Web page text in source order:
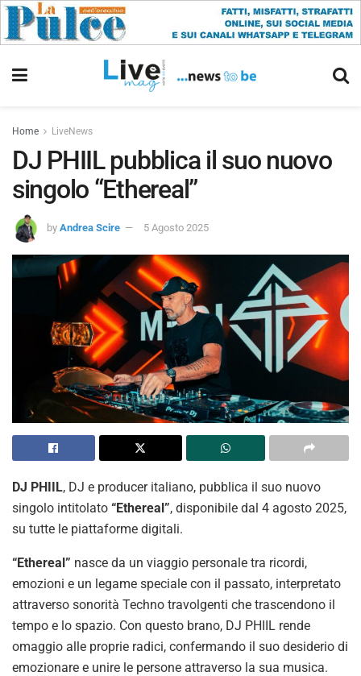
Home LiveNews
DJ PHIIL pubblica il suo nuovo
singolo “Ethereal”
by Andrea Scire 5 Agosto 2025
DJ PHIIL, DJ e producer italiano, pubblica il suo nuovo
singolo intitolato “Ethereal”, disponibile dal 4 agosto 2025,
su tutte le piattaforme digitali.
“Ethereal” nasce da un viaggio personale tra ricordi,
emozioni e un legame speciale con il passato, interpretato
attraverso sonorità Techno travolgenti che trascendono il
tempo e lo spazio. Con questo brano, DJ PHIIL rende
omaggio alle proprie radici, confermando il suo desiderio di
emozionare e unire le persone attraverso la sua musica.